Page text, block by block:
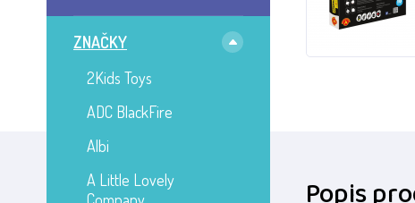
ZNAČKY
2Kids Toys
ADC BlackFire
Albi
A Little Lovely